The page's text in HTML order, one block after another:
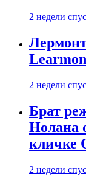
2 недели
2 недели
Брат
Нолана
кличке
2 недели